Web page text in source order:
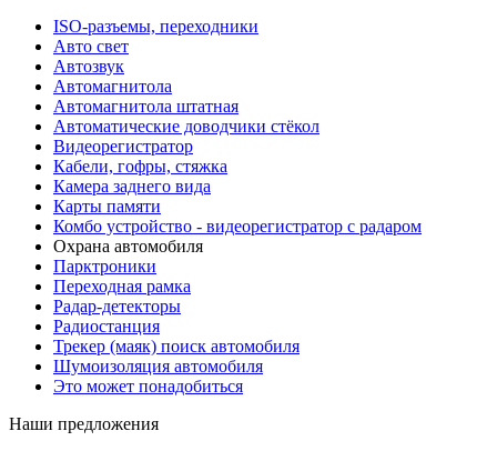
ISO-разъемы, переходники
Авто свет
Автозвук
Автомагнитола
Автомагнитола штатная
Автоматические доводчики стёкол
Видеорегистратор
Кабели, гофры, стяжка
Камера заднего вида
Карты памяти
Комбо устройство - видеорегистратор с радаром
Охрана автомобиля
Парктроники
Переходная рамка
Радар-детекторы
Радиостанция
Трекер (маяк) поиск автомобиля
Шумоизоляция автомобиля
Это может понадобиться
Наши предложения